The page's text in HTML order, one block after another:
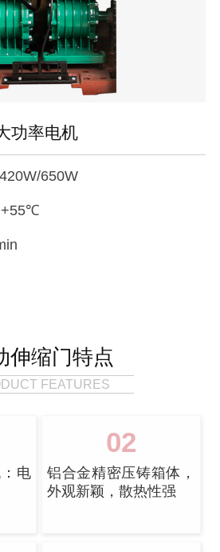
功率电机
650W
伸缩门特点
FEATURES
电
02
铝合金精密压铸箱体，
外观新颖，散热性强